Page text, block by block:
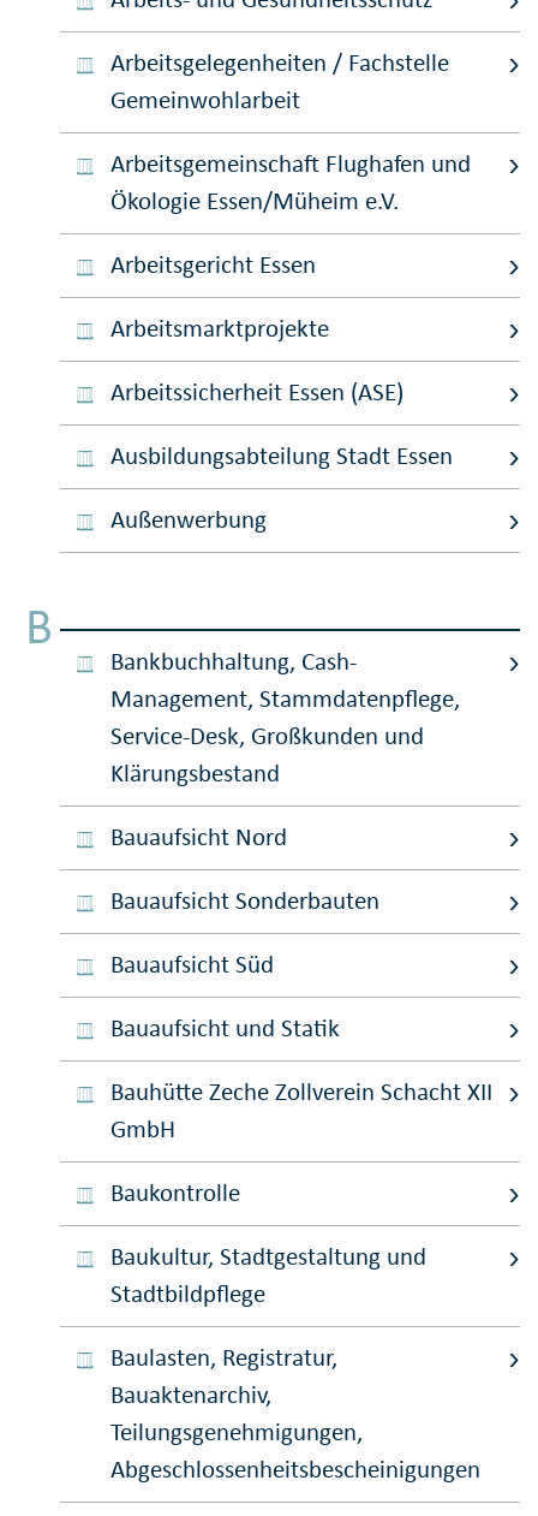
Arbeitsgelegenheiten / Fachstelle
Gemeinwohlarbeit
Arbeitsgemeinschaft Flughafen und
Ökologie Essen/Müheim e.V.
Arbeitsgericht Essen
Arbeitsmarktprojekte
Arbeitssicherheit Essen (ASE)
Ausbildungsabteilung Stadt Essen
Außenwerbung
B
Bankbuchhaltung, Cash-
Management, Stammdatenpflege,
Service-Desk, Großkunden und
Klärungsbestand
Bauaufsicht Nord
Bauaufsicht Sonderbauten
Bauaufsicht Süd
Bauaufsicht und Statik
Bauhütte Zeche Zollverein Schacht XII
GmbH
Baukontrolle
Baukultur, Stadtgestaltung und
Stadtbildpflege
Baulasten, Registratur,
Bauaktenarchiv,
Teilungsgenehmigungen,
Abgeschlossenheitsbescheinigungen